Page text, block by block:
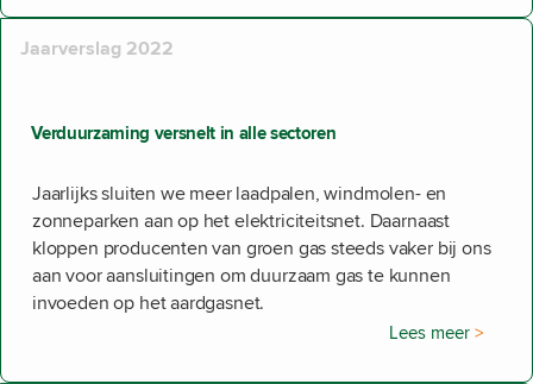
Jaarverslag 2022
Verduurzaming versnelt in alle sectoren
Jaarlijks sluiten we meer laadpalen, windmolen- en
zonneparken aan op het elektriciteitsnet. Daarnaast
kloppen producenten van groen gas steeds vaker bij ons
aan voor aansluitingen om duurzaam gas te kunnen
invoeden op het aardgasnet.
Lees meer